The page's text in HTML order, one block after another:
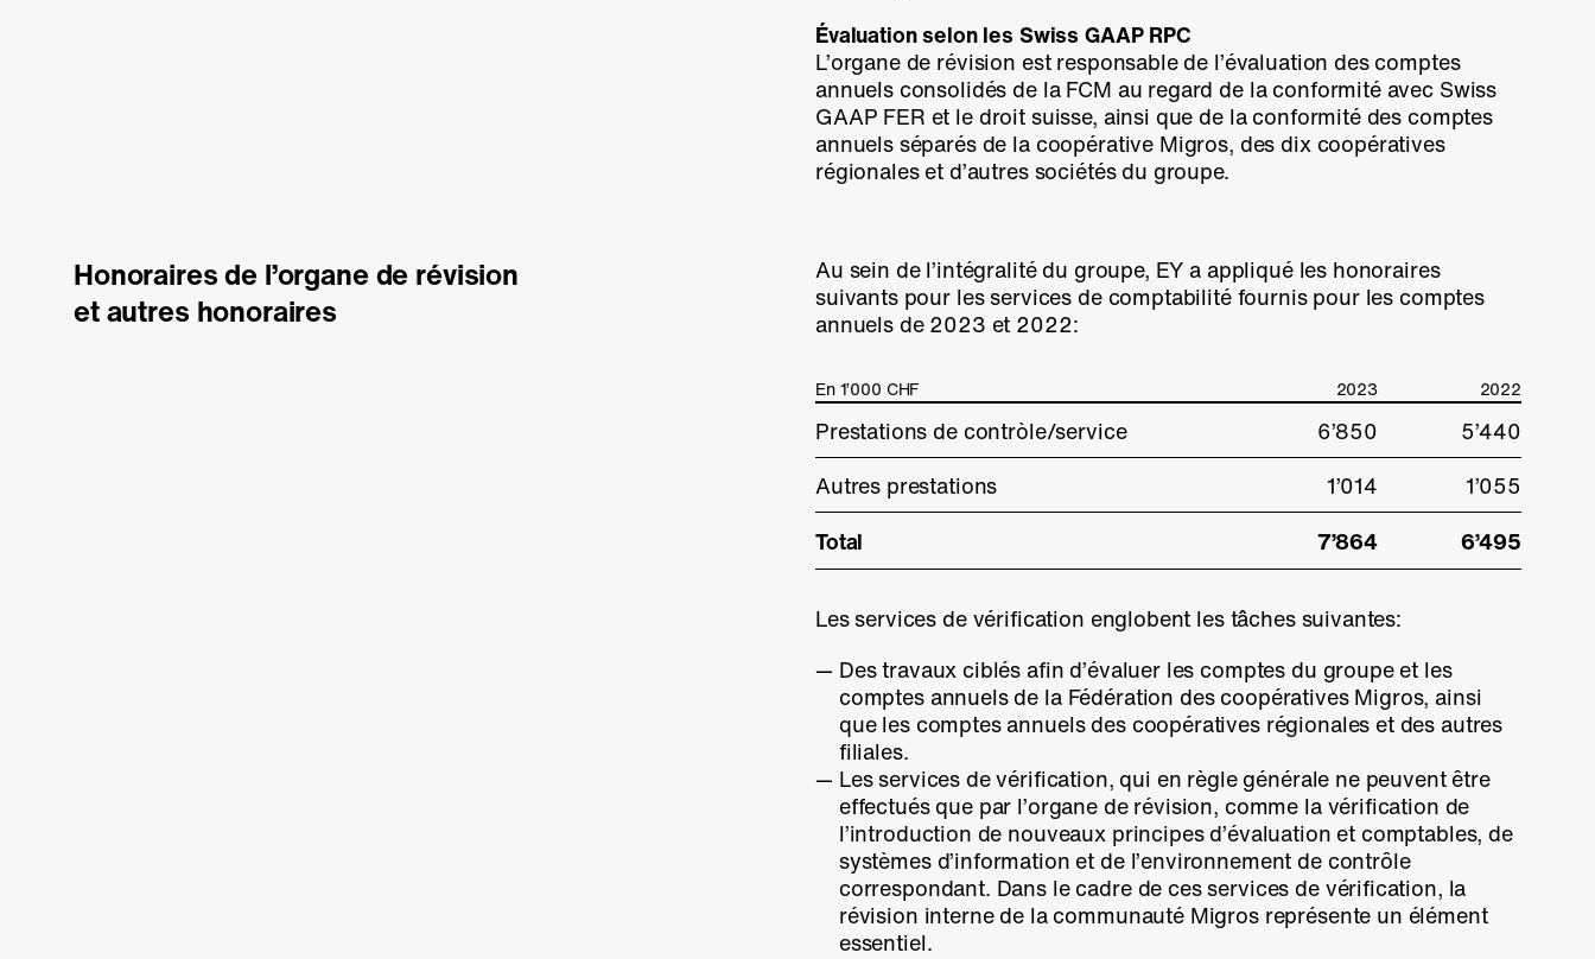
Évaluation selon les Swiss GAAP RPC
L’organe de révision est responsable de l’évaluation des comptes
annuels consolidés de la FCM au regard de la conformité avec Swiss
GAAP FER et le droit suisse, ainsi que de la conformité des comptes
annuels séparés de la coopérative Migros, des dix coopératives
régionales et d’autres sociétés du groupe.
Honoraires de l’organe de révision
et autres honoraires
Au sein de l’intégralité du groupe, EY a appliqué les honoraires
suivants pour les services de comptabilité fournis pour les comptes
annuels de 2023 et 2022:
En 1’000 CHF 2023 2022
Prestations de contròle/service 6’850
5’440
Autres prestations
1’014
1’055
Total
7’864 6’495
Les services de vérification englobent les tâches suivantes:
Des travaux ciblés afin d’évaluer les comptes du groupe et les
comptes annuels de la Fédération des coopératives Migros, ainsi
que les comptes annuels des coopératives régionales et des autres
filiales.
Les services de vérification, qui en règle générale ne peuvent être
effectués que par l’organe de révision, comme la vérification de
l’introduction de nouveaux principes d’évaluation et comptables, de
systèmes d’information et de l’environnement de contrôle
correspondant. Dans le cadre de ces services de vérification, la
révision interne de la communauté Migros représente un élément
essentiel.